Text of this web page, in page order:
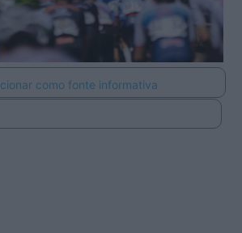
como fonte informativa